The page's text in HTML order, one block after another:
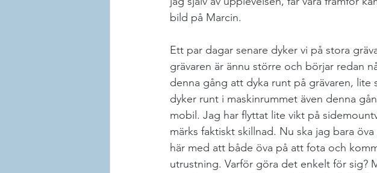
bild på Marcin.
Ett par dagar senare dyker vi på stora
grävaren är ännu större och börjar redan
denna gång att dyka runt på grävaren,
dyker runt i maskinrummet även denna
mobil. Jag har flyttat lite vikt på
märks faktiskt skillnad. Nu ska jag bara
här med att både öva på att fota och
utrustning. Varför göra det enkelt för sig?